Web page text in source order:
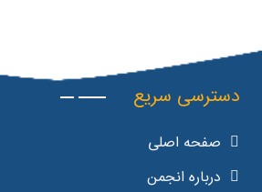
دسترسی سریع
صفحه اصلی
درباره انجمن